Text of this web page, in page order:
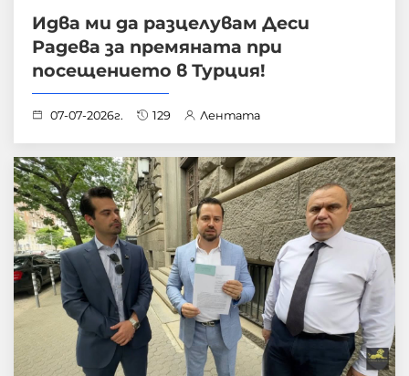
Идва ми да разцелувам Деси
Радева за премяната при
посещението в Турция!
07-07-2026г. 129 Лентата